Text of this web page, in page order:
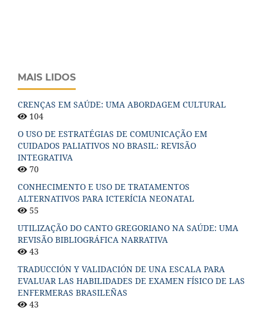
MAIS LIDOS
CRENÇAS EM SAÚDE: UMA ABORDAGEM CULTURAL
104
O USO DE ESTRATÉGIAS DE COMUNICAÇÃO EM
CUIDADOS PALIATIVOS NO BRASIL: REVISÃO
INTEGRATIVA
70
CONHECIMENTO E USO DE TRATAMENTOS
ALTERNATIVOS PARA ICTERÍCIA NEONATAL
55
UTILIZAÇÃO DO CANTO GREGORIANO NA SAÚDE: UMA
REVISÃO BIBLIOGRÁFICA NARRATIVA
43
TRADUCCIÓN Y VALIDACIÓN DE UNA ESCALA PARA
EVALUAR LAS HABILIDADES DE EXAMEN FÍSICO DE LAS
ENFERMERAS BRASILEÑAS
43